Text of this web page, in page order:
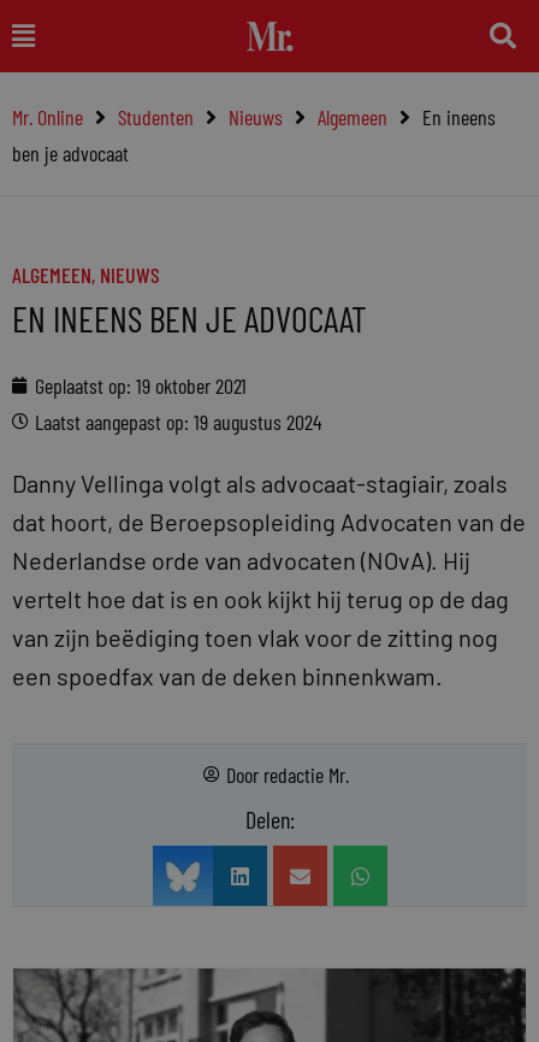
naar
inhoud
Main
Menu
Mr. Online Studenten Nieuws Algemeen
En ineens
ben je advocaat
ALGEMEEN, NIEUWS
EN INEENS BEN JE ADVOCAAT
Geplaatst op: 19 oktober 2021
Laatst aangepast op: 19 augustus 2024
Danny Vellinga volgt als advocaat-stagiair, zoals
dat hoort, de Beroepsopleiding Advocaten van de
Nederlandse orde van advocaten (NOvA). Hij
vertelt hoe dat is en ook kijkt hij terug op de dag
van zijn beëdiging toen vlak voor de zitting nog
een spoedfax van de deken binnenkwam.
Door redactie Mr.
Delen: